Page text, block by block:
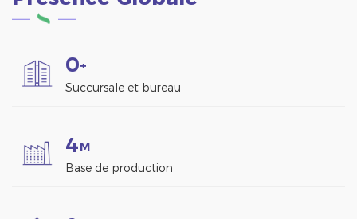
0+
Succursale et bureau
4M
Base de production